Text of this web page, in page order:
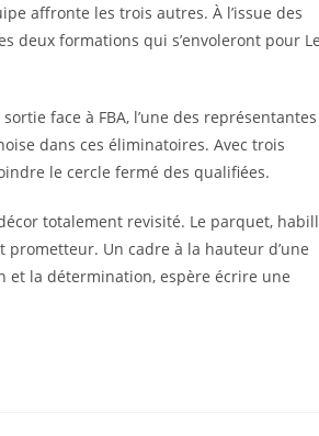
affronte les trois autres. À l’issue des
deux formations qui s’envoleront pour
face à FBA, l’une des représentantes
dans ces éliminatoires. Avec trois
le cercle fermé des qualifiées.
totalement revisité. Le parquet,
Un cadre à la hauteur d’une
et la détermination, espère écrire une